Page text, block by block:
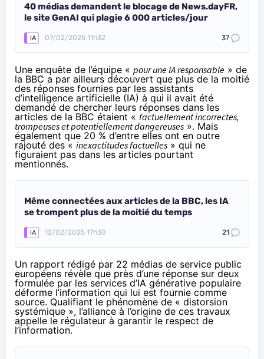
40 médias demandent le blocage de News.dayFR,
le site GenAI qui plagie 6 000 articles/jour
IA 07/02/2025 11h32 37
Une enquête de l’équipe « pour une IA responsable » de
la BBC a par ailleurs découvert que plus de la moitié
des réponses fournies par les assistants
d’intelligence artificielle (IA) à qui il avait été
demandé de chercher leurs réponses dans les
articles de la BBC étaient « factuellement incorrectes,
trompeuses et potentiellement dangereuses ». Mais
également que 20 % d’entre elles ont en outre
rajouté des « inexactitudes factuelles » qui ne
figuraient pas dans les articles pourtant
mentionnés.
Même connectées aux articles de la BBC, les IA
se trompent plus de la moitié du temps
IA 12/02/2025 17h30 21
Un rapport rédigé par 22 médias de service public
européens révèle que près d’une réponse sur deux
formulée par les services d’IA générative populaire
déforme l’information qui lui est fournie comme
source. Qualifiant le phénomène de « distorsion
systémique », l’alliance à l’origine de ces travaux
appelle le régulateur à garantir le respect de
l’information.